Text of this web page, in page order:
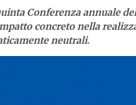
Conferenza annuale
concreto nella
neutrali.